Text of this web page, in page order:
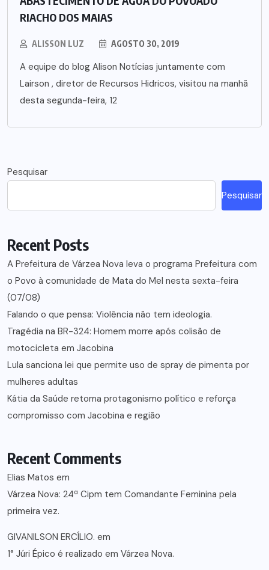
RIACHO DOS MAIAS
ALISSON LUZ AGOSTO 30, 2019
A equipe do blog Alison Notícias juntamente com
Lairson , diretor de Recursos Hidricos, visitou na manhã
desta segunda-feira, 12
Pesquisar
Pesquisar
Recent Posts
A Prefeitura de Várzea Nova leva o programa Prefeitura com
o Povo à comunidade de Mata do Mel nesta sexta-feira
(07/08)
Falando o que pensa: Violência não tem ideologia.
Tragédia na BR-324: Homem morre após colisão de
motocicleta em Jacobina
Lula sanciona lei que permite uso de spray de pimenta por
mulheres adultas
Kátia da Saúde retoma protagonismo político e reforça
compromisso com Jacobina e região
Recent Comments
Elias Matos em
Várzea Nova: 24ª Cipm tem Comandante Feminina pela
primeira vez.
GIVANILSON ERCÍLIO. em
1° Júri Épico é realizado em Várzea Nova.